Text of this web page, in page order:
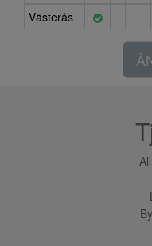
Västerås